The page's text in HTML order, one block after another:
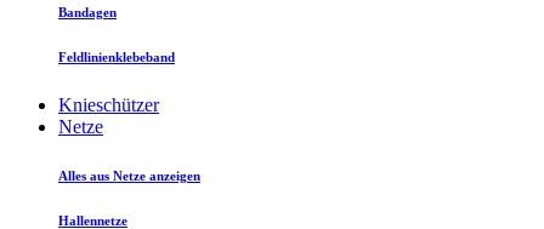
Bandagen
Feldlinienklebeband
Knieschützer
Netze
Alles aus Netze anzeigen
Hallennetze